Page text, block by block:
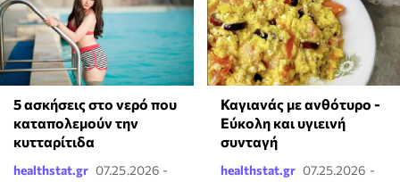
5 ασκήσεις στο νερό που
καταπολεμούν την
κυτταρίτιδα
healthstat.gr 07.25.2026 -
Καγιανάς με ανθότυρο -
Εύκολη και υγιεινή
συνταγή
healthstat.gr 07.25.2026 -